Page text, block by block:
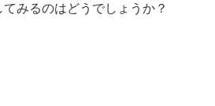
みるのはどうでしょうか？